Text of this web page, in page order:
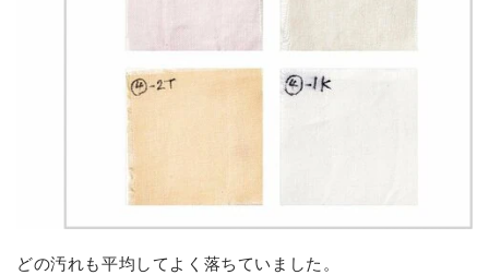
どの汚れも平均してよく落ちていました。